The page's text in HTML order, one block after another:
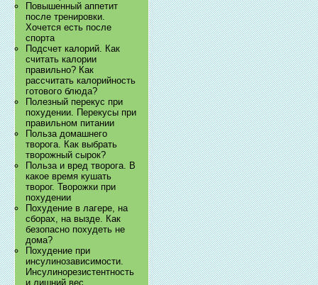
Повышенный аппетит
после тренировки.
Хочется есть после
спорта
Подсчет калорий. Как
считать калории
правильно? Как
рассчитать калорийность
готового блюда?
Полезный перекус при
похудении. Перекусы при
правильном питании
Польза домашнего
творога. Как выбрать
творожный сырок?
Польза и вред творога. В
какое время кушать
творог. Творожки при
похудении
Похудение в лагере, на
сборах, на вызде. Как
безопасно похудеть не
дома?
Похудение при
инсулинозависимости.
Инсулинорезистентность
и лишний вес